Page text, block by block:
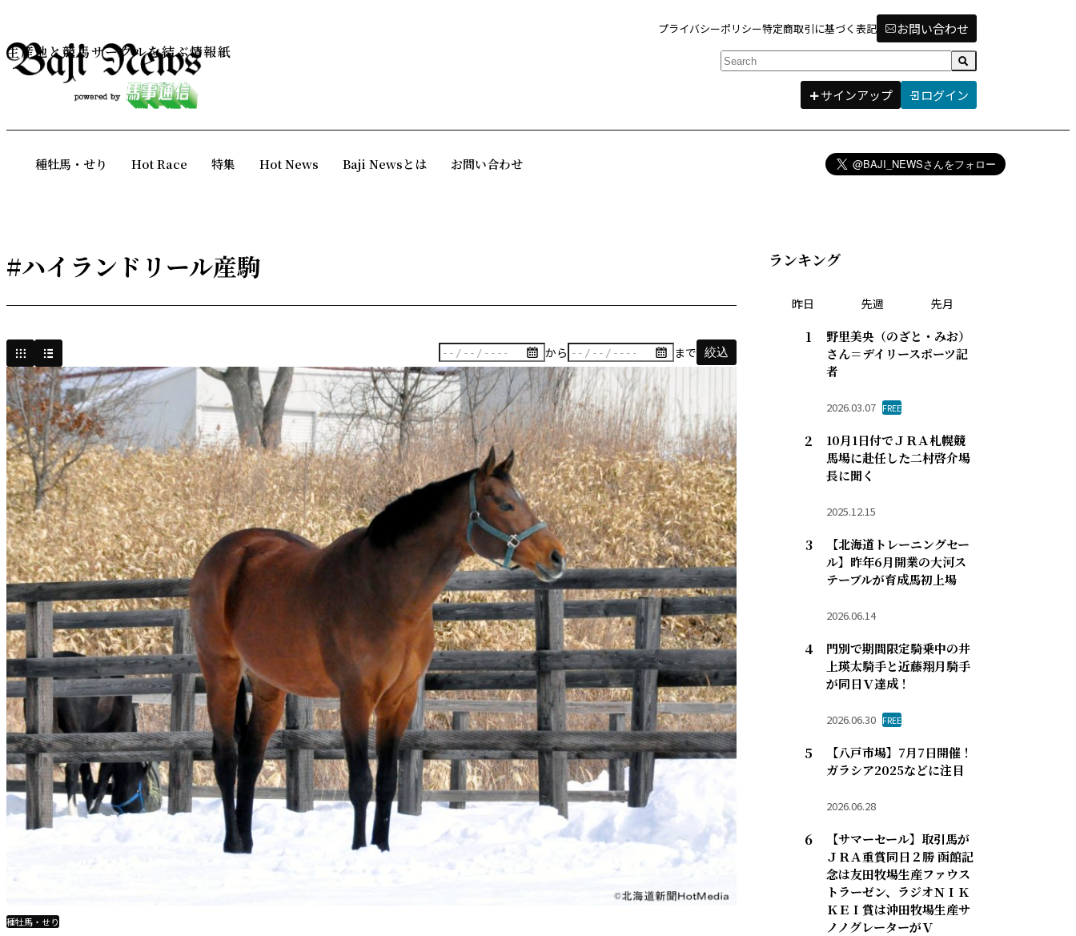
プライバシーポリシー特定商取引に基づく表記 お問い合わせ
生産地と競馬サークルを結ぶ情報紙
サインアップ ログイン
種牡馬・せり Hot Race 特集 Hot News Baji Newsとは お問い合わせ
#ハイランドリール産駒
から まで 絞込
種牡馬・せり
ランキング
昨日 先週 先月
野里美央（のざと・みお）
さん＝デイリースポーツ記
者
2026.03.07 FREE
10月1日付でＪＲＡ札幌競
馬場に赴任した二村啓介場
長に聞く
2025.12.15
【北海道トレーニングセー
ル】昨年6月開業の大河ス
テーブルが育成馬初上場
2026.06.14
門別で期間限定騎乗中の井
上瑛太騎手と近藤翔月騎手
が同日Ｖ達成！
2026.06.30 FREE
【八戸市場】7月7日開催！
ガラシア2025などに注目
2026.06.28
【サマーセール】取引馬が
ＪＲＡ重賞同日２勝 函館記
念は友田牧場生産ファウス
トラーゼン、ラジオＮＩＫ
ＫＥＩ賞は沖田牧場生産サ
ノノグレーターがＶ